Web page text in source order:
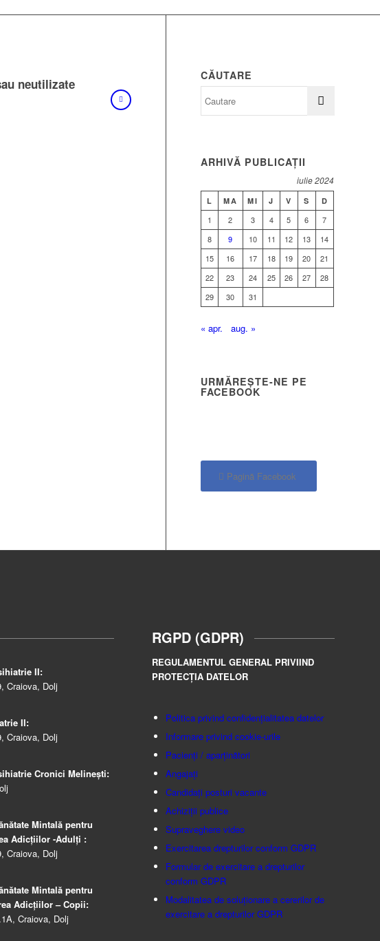
neutilizate
CĂUTARE
ARHIVĂ PUBLICAȚII
iulie 2024
L MA MI J V S D
1 2 3 4 5 6
7
8
9 10 11 12 13
14
15
16 17 18 19 20
21
22
23 24 25 26 27
28
29
30 31
« apr. aug. »
URMĂREȘTE-NE PE
FACEBOOK
Pagină Facebook
II:
Craiova, Dolj
II:
Craiova, Dolj
Cronici Melinești:
Mintală pentru
Adicţiilor -Adulţi :
Craiova, Dolj
Mintală pentru
Adicţiilor – Copii:
Craiova, Dolj
RGPD (GDPR)
REGULAMENTUL GENERAL PRIVIIND
PROTECȚIA DATELOR
Politica privind confidențialitatea datelor
Informare privind cookie-urile
Pacienți / aparținători
Angajați
Candidați posturi vacante
Achiziții publice
Supraveghere video
Exercitarea drepturilor conform GDPR
Formular de exercitare a drepturilor
conform GDPR
Modalitatea de soluționare a cererilor de
exercitare a drepturilor GDPR